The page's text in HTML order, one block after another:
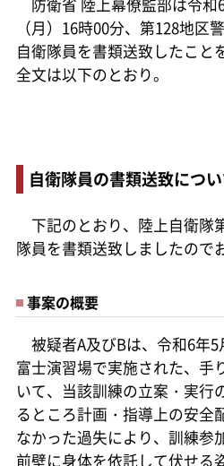
（月）16時00分、第128地区
自衛隊員を書類送致したこと
全文は以下のとおり。
自衛隊員の書類送致につ
下記のとおり、陸上自衛隊
隊員を書類送致しましたので
事案の概要
被疑者A及びBは、令和6年
富士演習場で実施された、手
いて、当該訓練の立案・実行
るところ計画・指導上の安全
なかった過失により、訓練参
前壁に身体を依託して伏せる